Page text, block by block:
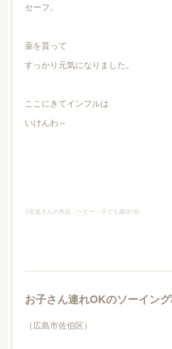
セーフ。
薬を貰って
すっかり元気になりました。
ここにきてインフルは
いけんわ～
├生徒さんの作品：ベビー・子ども服(218)
お子さん連れOKのソーイン
（広島市佐伯区）